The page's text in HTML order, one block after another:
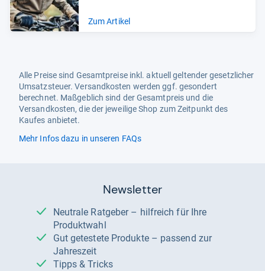
Zum Artikel
Alle Preise sind Gesamtpreise inkl. aktuell geltender gesetzlicher
Umsatzsteuer. Versandkosten werden ggf. gesondert
berechnet. Maßgeblich sind der Gesamtpreis und die
Versandkosten, die der jeweilige Shop zum Zeitpunkt des
Kaufes anbietet.
Mehr Infos dazu in unseren FAQs
Newsletter
Neutrale Ratgeber – hilfreich für Ihre
Produktwahl
Gut getestete Produkte – passend zur
Jahreszeit
Tipps & Tricks